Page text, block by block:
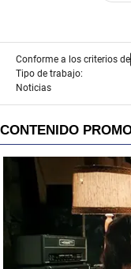
Conforme a los criterios de
Tipo de trabajo:
Noticias